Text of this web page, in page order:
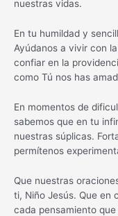
nuestras vidas.
En tu humildad y
Ayúdanos a vivir con
confiar en la
como Tú nos has
En momentos de
sabemos que en tu
nuestras súplicas.
permítenos
Que nuestras
ti, Niño Jesús. Que en
cada pensamiento